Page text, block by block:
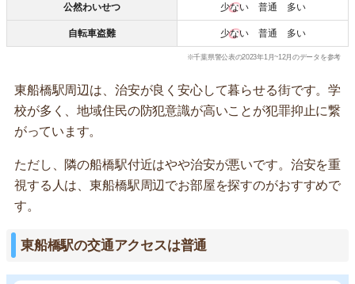
公然わいせつ 少ない普通 多い
自転車盗難 少ない普通 多い
※千葉県警公表の2023年1月~12月のデータを参考
東船橋駅周辺は、治安が良く安心して暮らせる街です。学
校が多く、地域住民の防犯意識が高いことが犯罪抑止に繋
がっています。
ただし、隣の船橋駅付近はやや治安が悪いです。治安を重
視する人は、東船橋駅周辺でお部屋を探すのがおすすめで
す。
東船橋駅の交通アクセスは普通